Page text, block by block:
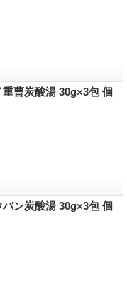
曹炭酸湯 30g×3包 個
ン炭酸湯 30g×3包 個